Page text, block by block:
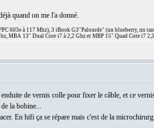
quand on me l'a donné.
603e à 117 Mhz), 3 iBook G3"Palourde" (un blueberry,
MBA 13" Dual Core i7 à 2,2 Ghz et MBP 15" Quad Core i7
de vernis colle pour fixer le câble, et ce
la bobine...
En hifi ça se répare mais c'est de la